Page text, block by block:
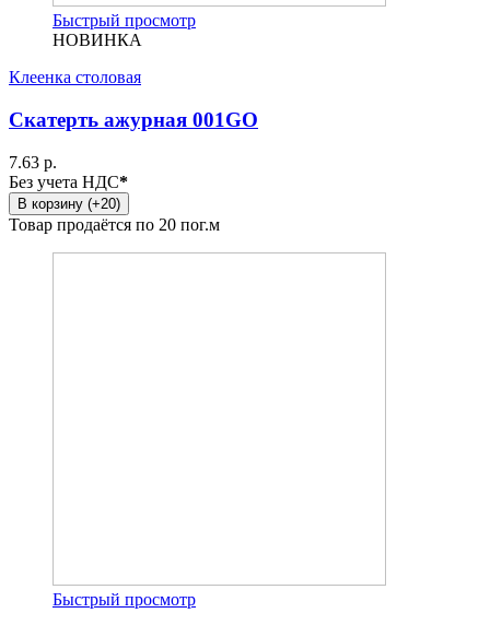
Быстрый просмотр
НОВИНКА
Клеенка столовая
Скатерть ажурная 001GO
7.63 р.
Без учета НДС*
В корзину (+20)
Товар продаётся по 20 пог.м
Быстрый просмотр